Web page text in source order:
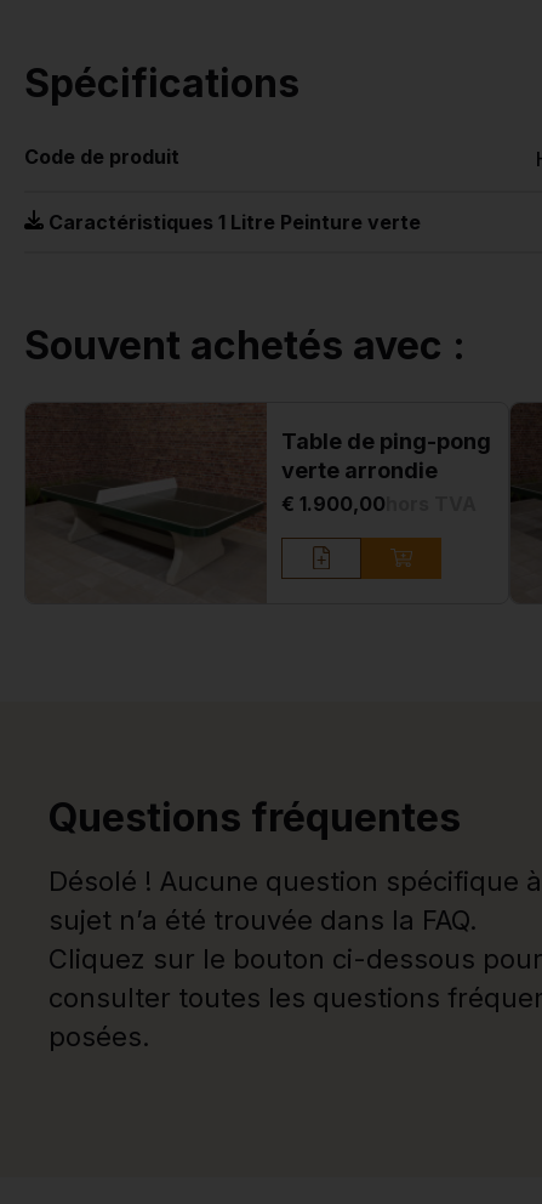
Spécifications
Code de produit
Caractéristiques 1 Litre Peinture verte
Souvent achetés avec :
Table de ping-pong
verte arrondie
€ 1.900,00
Questions fréquentes
Désolé ! Aucune question spécifique
sujet n’a été trouvée dans la FAQ.
Cliquez sur le bouton ci-dessous pour
consulter toutes les questions
posées.